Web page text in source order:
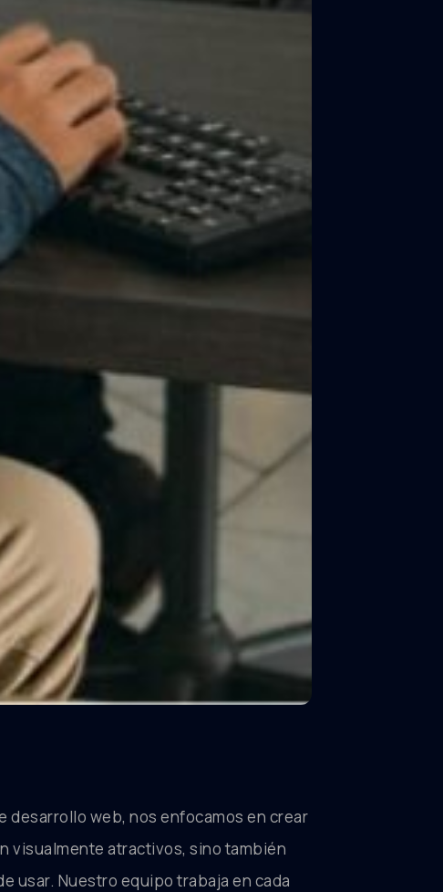
desarrollo web, nos enfocamos en crear
visualmente atractivos, sino también
usar. Nuestro equipo trabaja en cada